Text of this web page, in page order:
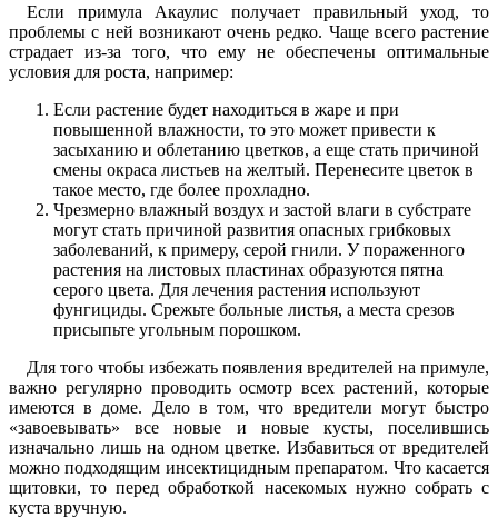
Если примула Акаулис получает правильный уход, то
проблемы с ней возникают очень редко. Чаще всего растение
страдает из-за того, что ему не обеспечены оптимальные
условия для роста, например:
Если растение будет находиться в жаре и при
повышенной влажности, то это может привести к
засыханию и облетанию цветков, а еще стать причиной
смены окраса листьев на желтый. Перенесите цветок в
такое место, где более прохладно.
Чрезмерно влажный воздух и застой влаги в субстрате
могут стать причиной развития опасных грибковых
заболеваний, к примеру, серой гнили. У пораженного
растения на листовых пластинах образуются пятна
серого цвета. Для лечения растения используют
фунгициды. Срежьте больные листья, а места срезов
присыпьте угольным порошком.
Для того чтобы избежать появления вредителей на примуле,
важно регулярно проводить осмотр всех растений, которые
имеются в доме. Дело в том, что вредители могут быстро
«завоевывать» все новые и новые кусты, поселившись
изначально лишь на одном цветке. Избавиться от вредителей
можно подходящим инсектицидным препаратом. Что касается
щитовки, то перед обработкой насекомых нужно собрать с
куста вручную.